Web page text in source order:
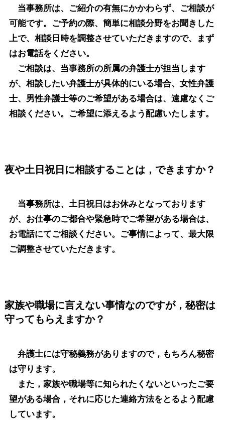
当事務所は、ご紹介の有無にかかわらず、ご相談が
可能です。ご予約の際、簡単に相談分野をお聞きした
上で、相談日時を調整させていただきますので、まず
はお電話をください。
ご相談は、当事務所の所属の弁護士が担当します
が、相談したい弁護士が具体的にいる場合、女性弁護
士、男性弁護士等のご希望がある場合は、遠慮なくご
相談ください。ご希望に添えるよう配慮いたします。
夜や土日祝日に相談することは，できますか？
当事務所は、土日祝日はお休みとなっております
が、お仕事のご都合や緊急時でご希望がある場合は、
お電話にてご相談ください。ご事情によって、最大限
ご調整させていただきます。
家族や職場に言えない事情なのですが，秘密は
守ってもらえますか？
弁護士には守秘義務がありますので，もちろん秘密
は守ります。
また，家族や職場等に知られたくないといったご要
望がある場合，それに応じた連絡方法をとるよう配慮
しています。